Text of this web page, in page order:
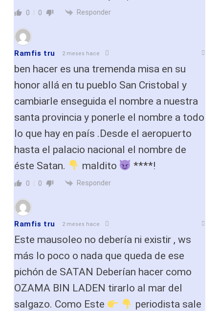
0 0 Responder
Ramfis tru 2 meses hace
ben hacer es una tremenda misa en su
honor allá en tu pueblo San Cristobal y
cambiarle enseguida el nombre a nuestra
santa provincia y ponerle el nombre a todo
lo que hay en país .Desde el aeropuerto
hasta el palacio nacional el nombre de
éste Satan.
maldito ****!
0 0 Responder
Ramfis tru 2 meses hace
Este mausoleo no debería ni existir , ws
más lo poco o nada que queda de ese
pichón de SATAN Deberían hacer como
OZAMA BIN LADEN tirarlo al mar del
salgazo. Como Este
periodista sale